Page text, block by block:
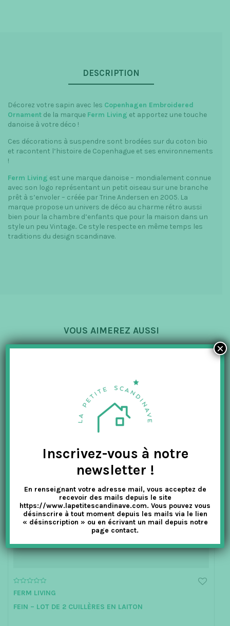
DESCRIPTION
Décorez votre sapin avec les Copenhagen Embroidered
Ornament de la marque Ferm Living et apportez une touche
danoise à votre déco !
Ces décorations à suspendre sont brodées sur du coton bio
et racontent l’histoire de Copenhague et ses environnements
!
Ferm Living est une marque danoise – mondialement connue
avec son logo représentant un petit oiseau sur une branche
prêt à s’envoler – créée par Trine Andersen en 2005. La
marque propose un univers de déco au charme rétro aussi
bien pour la chambre d’enfants que pour la maison dans un
style un peu Vintage.. Ce style respecte en même temps les
traditions du design scandinave.
VOUS AIMEREZ AUSSI
0
o
t
FERM LIVING
FEIN – LOT DE 2 CUILLÈRES EN LAITON
Inscrivez-vous à notre
newsletter !
En renseignant votre adresse mail, vous acceptez de
recevoir des mails depuis le site
https://www.lapetitescandinave.com. Vous pouvez vous
désinscrire à tout moment depuis les mails via le lien
« désinscription » ou en écrivant un mail depuis notre
page contact.
×